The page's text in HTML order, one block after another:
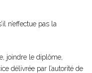
n’effectue pas la
joindre le diplôme,
délivrée par l’autorité de